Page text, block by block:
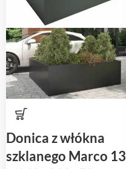
Donica z włókna
szklanego Marco 13